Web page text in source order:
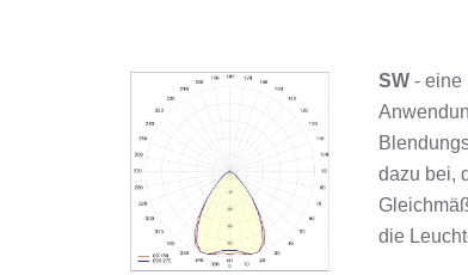
SW - eine
dazu bei,
die